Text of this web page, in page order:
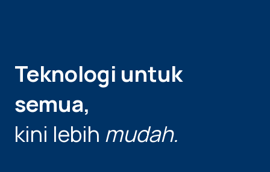
Teknologi untuk
semua,
kini lebih mudah.